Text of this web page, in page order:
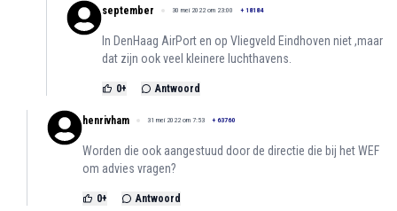
september 30 mei 2022 om 23:00 + 18184
In DenHaag AirPort en op Vliegveld Eindhoven niet ,maar
dat zijn ook veel kleinere luchthavens.
0+ Antwoord
henrivham 31 mei 2022 om 7:53 + 63760
Worden die ook aangestuud door de directie die bij het WEF
om advies vragen?
0+ Antwoord